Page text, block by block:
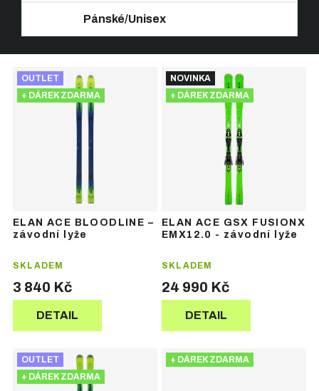
Pánské/Unisex
a
z
e
u
k
ů
OUTLET
+ DÁREK ZDARMA
ELAN ACE BLOODLINE –
závodní lyže
SKLADEM
3 840 Kč
DETAIL
NOVINKA
+ DÁREK ZDARMA
ELAN ACE GSX FUSIONX
EMX12.0 - závodní lyže
SKLADEM
24 990 Kč
DETAIL
OUTLET
+ DÁREK ZDARMA
+ DÁREK ZDARMA